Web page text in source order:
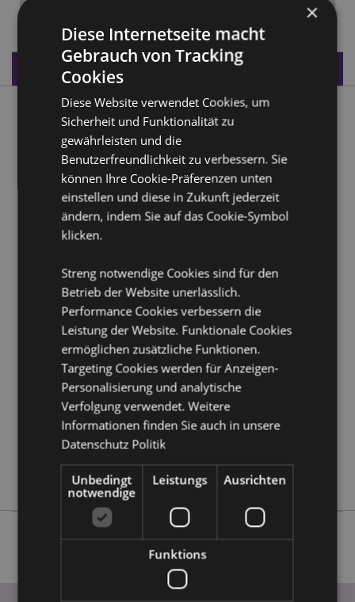
FÄLLIG: 12/10/2026
Produktdaten
Produktbeschreibung
Drache Totenkopf Deko mit metallischen Details
Material: Harz
Produkttressourcen:
Möchten Sie mehr über den Einkauf bei Puckator
Kundeninformationen.
Produktattribute
Information
Höhe 25.5cm Breite 22.5cm Tiefe 18cm
5055071773648
4
1.370000
Keine
Keine
Keine
×
Diese Internetseite macht
Gebrauch von Tracking
Cookies
Diese Website verwendet Cookies, um
Sicherheit und Funktionalität zu
gewährleisten und die
Benutzerfreundlichkeit zu verbessern. Sie
können Ihre Cookie-Präferenzen unten
einstellen und diese in Zukunft jederzeit
ändern, indem Sie auf das Cookie-Symbol
klicken.
Streng notwendige Cookies sind für den
Betrieb der Website unerlässlich.
Performance Cookies verbessern die
Leistung der Website. Funktionale Cookies
ermöglichen zusätzliche Funktionen.
Targeting Cookies werden für Anzeigen-
Personalisierung und analytische
Verfolgung verwendet. Weitere
Informationen finden Sie auch in unsere
Datenschutz Politik
Unbedingt
notwendige
Leistungs Ausrichten
Funktions